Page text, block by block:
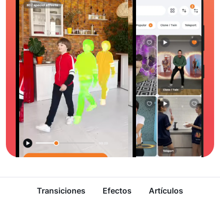
Transiciones Efectos
Artículos